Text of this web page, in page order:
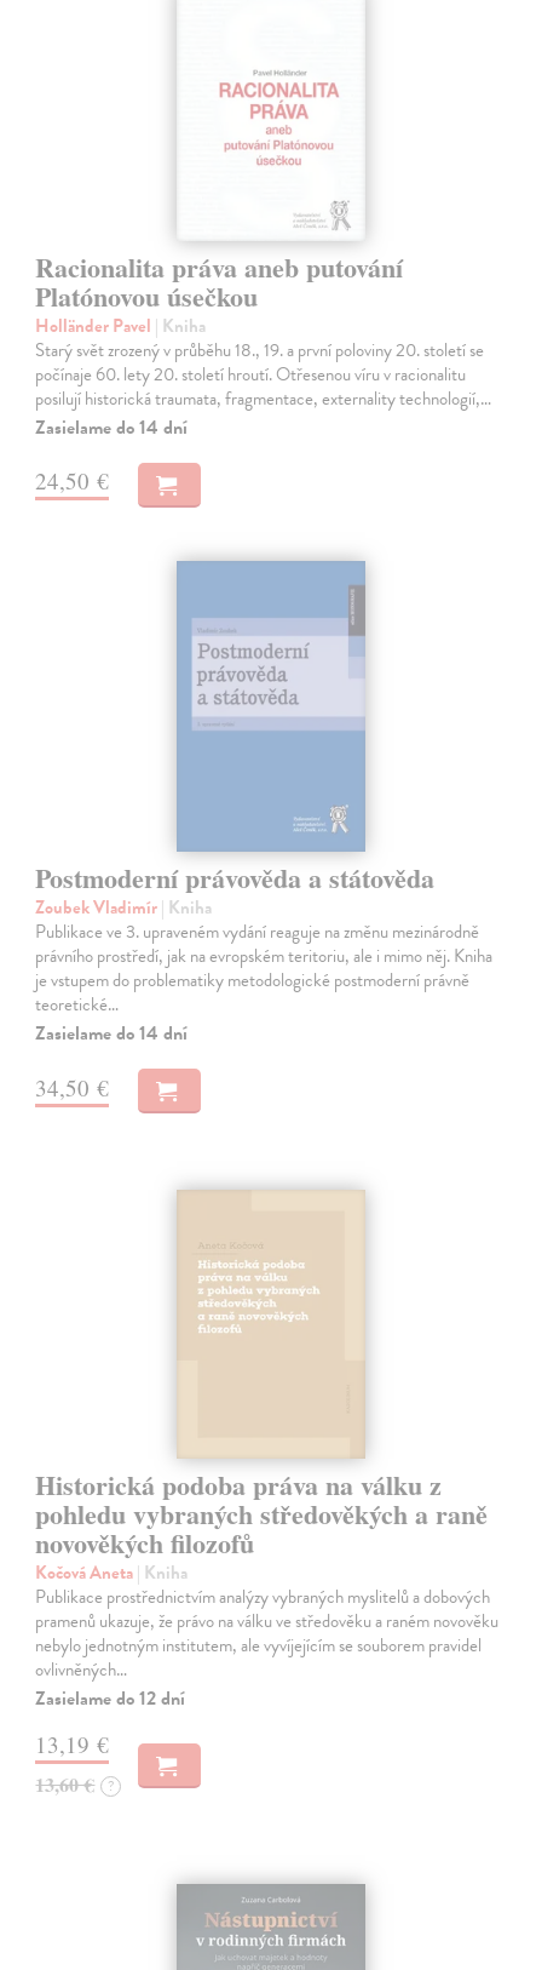
Racionalita práva aneb putování
Platónovou úsečkou
Holländer Pavel | Kniha
Starý svět zrozený v průběhu 18., 19. a první poloviny 20. století se
počínaje 60. lety 20. století hroutí. Otřesenou víru v racionalitu
posilují historická traumata, fragmentace, externality technologií,…
Zasielame do 14 dní
24,50 €
Postmoderní právověda a státověda
Zoubek Vladimír| Kniha
Publikace ve 3. upraveném vydání reaguje na změnu mezinárodně
právního prostředí, jak na evropském teritoriu, ale i mimo něj. Kniha
je vstupem do problematiky metodologické postmoderní právně
teoretické…
Zasielame do 14 dní
34,50 €
Historická podoba práva na válku z
pohledu vybraných středověkých a raně
novověkých filozofů
Kočová Aneta| Kniha
Publikace prostřednictvím analýzy vybraných myslitelů a dobových
pramenů ukazuje, že právo na válku ve středověku a raném novověku
nebylo jednotným institutem, ale vyvíjejícím se souborem pravidel
ovlivněných…
Zasielame do 12 dní
13,19 €
13,60 € ?